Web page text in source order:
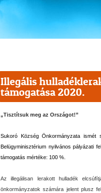
Illegális
támogatása 2020.
„Tisztítsuk meg az Országot!”
Sukoró Község Önkormányzata
Belügyminisztérium nyilvános pályázati
támogatás mértéke: 100 %.
Az illegálisan lerakott hulladék
önkormányzatok számára jelent plusz